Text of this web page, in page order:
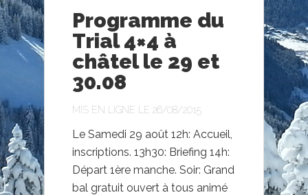
Programme du
Trial 4×4 à
châtel le 29 et
30.08
MIS EN LIGNE LE 26/08/2015
Le Samedi 29 août 12h: Accueil,
inscriptions. 13h30: Briefing 14h:
Départ 1ère manche. Soir: Grand
bal gratuit ouvert à tous animé